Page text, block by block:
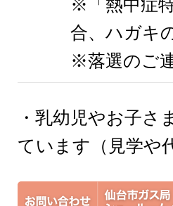
※「熱中症
合、ハガキ
※落選のご
・乳幼児やお子さ
ています（見学や